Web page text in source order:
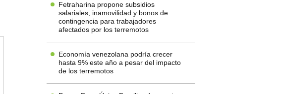
Fetraharina propone subsidios
salariales, inamovilidad y bonos de
contingencia para trabajadores
afectados por los terremotos
Economía venezolana podría crecer
hasta 9% este año a pesar del impacto
de los terremotos